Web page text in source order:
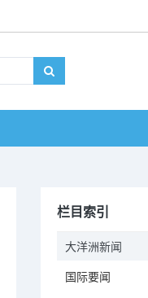
栏目索引
大洋洲新闻
国际要闻